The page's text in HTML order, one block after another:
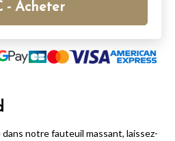
- Acheter
notre fauteuil massant, laissez-